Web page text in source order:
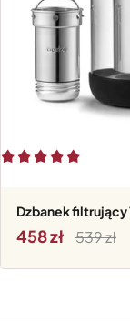
Dzbanek filtrujący
458 539